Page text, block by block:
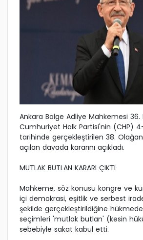
Ankara Bölge Adliye Mahkemesi 36.
Cumhuriyet Halk Partisi'nin (CHP)
tarihinde gerçekleştirilen 38. Olağan
açılan davada kararını açıkladı.
MUTLAK BUTLAN KARARI ÇIKTI
Mahkeme, söz konusu kongre ve
içi demokrasi, eşitlik ve serbest
şekilde gerçekleştirildiğine
seçimleri 'mutlak butlan' (kesin
sebebiyle sakat kabul etti.